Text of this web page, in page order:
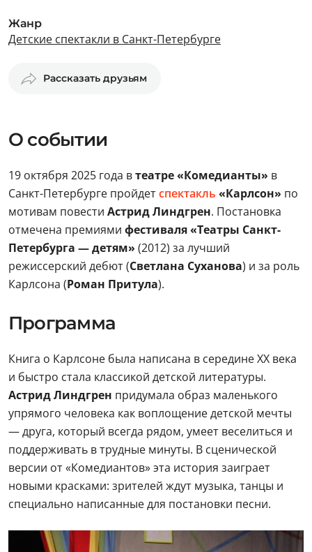
Жанр
Детские спектакли в Санкт-Петербурге
Рассказать друзьям
О событии
19 октября 2025 года втеатре «Комедианты» в
Санкт-Петербурге пройдетспектакль «Карлсон» по
мотивам повести Астрид Линдгрен. Постановка
отмечена премиями фестиваля «Театры Санкт-
Петербурга — детям» (2012) за лучший
режиссерский дебют (Светлана Суханова) и за роль
Карлсона (Роман Притула).
Программа
Книга о Карлсоне была написана в середине XX века
и быстро стала классикой детской литературы.
Астрид Линдгрен придумала образ маленького
упрямого человека как воплощение детской мечты
— друга, который всегда рядом, умеет веселиться и
поддерживать в трудные минуты. В сценической
версии от «Комедиантов» эта история заиграет
новыми красками: зрителей ждут музыка, танцы и
специально написанные для постановки песни.